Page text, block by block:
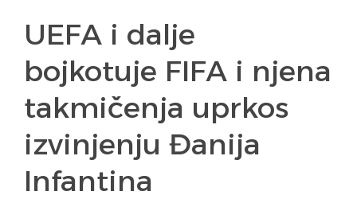
UEFA i dalje
bojkotuje FIFA i njena
takmičenja uprkos
izvinjenju Đanija
Infantina